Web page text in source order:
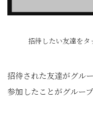
招待したい友達をタ
招待された友達がグル
参加したことがグルー